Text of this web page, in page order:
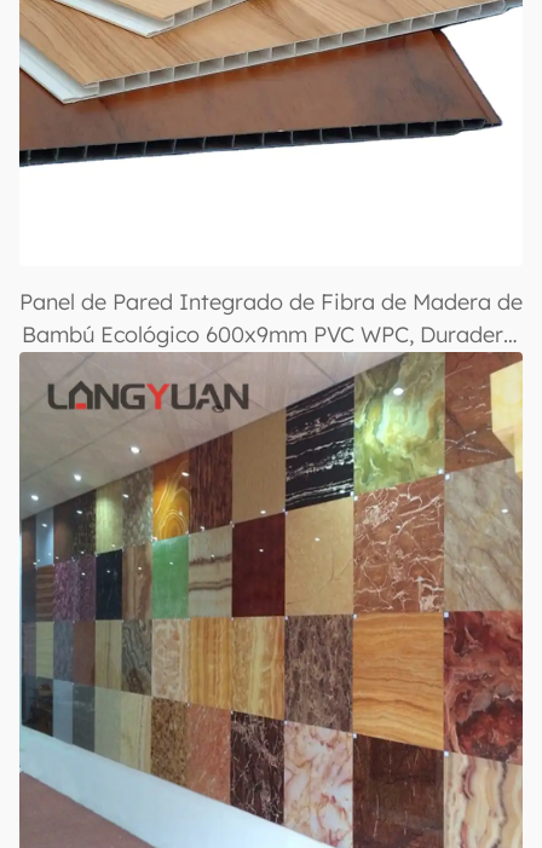
Panel de Pared Integrado de Fibra de Madera de
Bambú Ecológico 600x9mm PVC WPC, Duradero,
Versátil, Diseño Interior Moderno, Fácil
Instalación